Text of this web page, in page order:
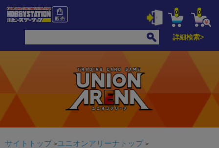
0 0
詳細検索>
サイトトップ
ユニオンアリーナトップ